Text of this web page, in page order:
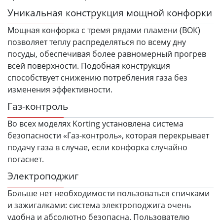
Уникальная конструкция мощной конфорки
Мощная конфорка с тремя рядами пламени (ВОК)
позволяет теплу распределяться по всему дну
посуды, обеспечивая более равномерный прогрев
всей поверхности. Подобная конструкция
способствует снижению потребления газа без
изменения эффективности.
Газ-контроль
Во всех моделях Korting установлена система
безопасности «Газ-контроль», которая перекрывает
подачу газа в случае, если конфорка случайно
погаснет.
Электроподжиг
Больше нет необходимости пользоваться спичками
и зажигалками: система электроподжига очень
удобна и абсолютно безопасна. Пользователю